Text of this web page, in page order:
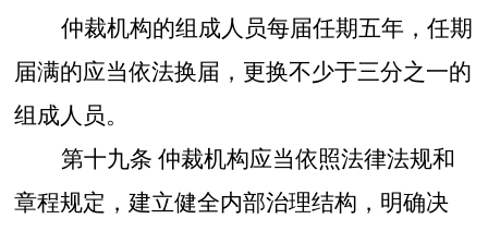
仲裁机构的组成人员每届任期五年，任期
届满的应当依法换届，更换不少于三分之一的
组成人员。
第十九条 仲裁机构应当依照法律法规和
章程规定，建立健全内部治理结构，明确决